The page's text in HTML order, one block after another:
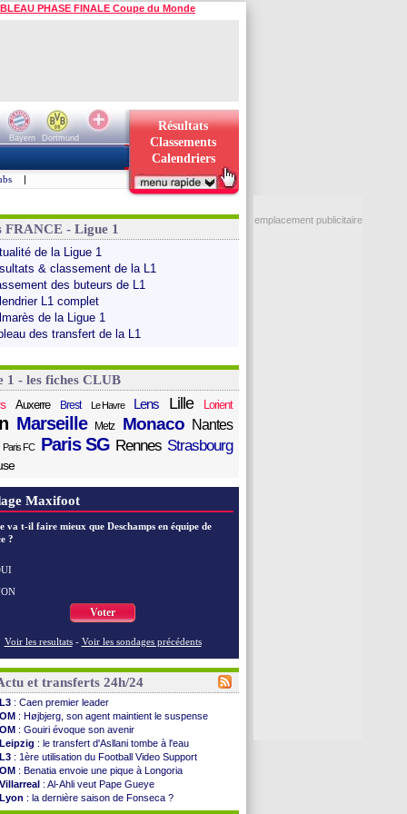
PHASE FINALE Coupe du Monde
Bayern
Dortmund
Résultats
Classements
Calendriers
|
FRANCE - Ligue 1
de la Ligue 1
& classement de la L1
des buteurs de L1
L1 complet
de la Ligue 1
des transfert de la L1
1 - les fiches CLUB
Auxerre Brest Le Havre Lens Lille Lorient
Marseille Metz Monaco Nantes
Paris FC Paris SG Rennes Strasbourg
Maxifoot
va t-il faire mieux que Deschamps en équipe de
?
Voter
Voir les resultats - Voir les sondages précédents
et transferts 24h/24
L3 : Caen premier leader
OM : Højbjerg, son agent maintient le suspense
OM : Gouiri évoque son avenir
Leipzig : le transfert d'Asllani tombe à l'eau
L3 : 1ère utilisation du Football Video Support
OM : Benatia envoie une pique à Longoria
Villarreal : Al-Ahli veut Pape Gueye
Lyon : la dernière saison de Fonseca ?
OM: un nouveau prétendant pour Højbjerg
emplacement publicitaire